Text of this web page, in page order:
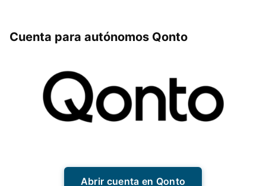
Cuenta para autónomos Qonto
Abrir cuenta en Qonto